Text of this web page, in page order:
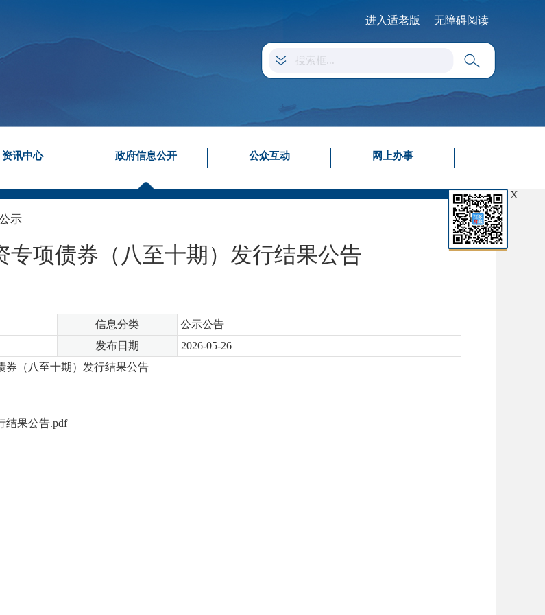
进入适老版 无障碍阅读
资讯中心 政府信息公开 公众互动 网上办事
X
示
专项债券（八至十期）发行结果公告
信息分类
公示公告
发布日期
2026-05-26
券（八至十期）发行结果公告
结果公告.pdf